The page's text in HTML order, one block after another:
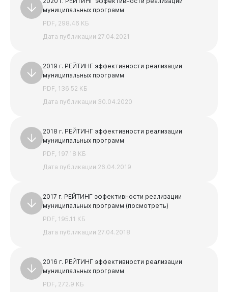
Горожанам
муниципальных программ
PDF, 298.46 КБ
Дата публикации 27.04.2021
2019 г. РЕЙТИНГ эффективности реализации
муниципальных программ
PDF, 136.52 КБ
Дата публикации 30.04.2020
2018 г. РЕЙТИНГ эффективности реализации
муниципальных программ
PDF, 197.18 КБ
Дата публикации 26.04.2019
2017 г. РЕЙТИНГ эффективности реализации
муниципальных программ (посмотреть)
PDF, 195.11 КБ
Дата публикации 27.04.2018
2016 г. РЕЙТИНГ эффективности реализации
муниципальных программ
PDF, 272.9 КБ